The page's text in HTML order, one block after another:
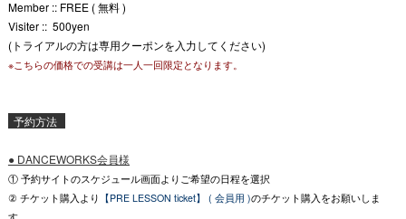
Member :: FREE ( 無料 )
Visiter :: 500yen
(トライアルの方は専用クーポンを入力してください)
※こちらの価格での受講は一人一回限定となります。
予約方法
● DANCEWORKS会員様
① 予約サイトのスケジュール画面よりご希望の日程を選択
② チケット購入より 【PRE LESSON ticket】 ( 会員用 )のチケット購入をお願いしま